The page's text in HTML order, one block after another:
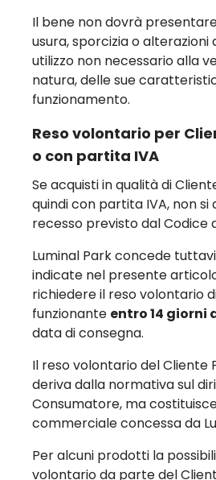
Il bene non dovrà
usura, sporcizia o alterazioni
utilizzo non necessario alla
natura, delle sue
funzionamento.
Reso volontario per
o con partita IVA
Se acquisti in qualità di
quindi con partita IVA, non
recesso previsto dal Codice
Luminal Park concede
indicate nel presente
richiedere il reso volontario
funzionante entro 14 giorni
data di consegna.
Il reso volontario del Cliente
deriva dalla normativa sul
Consumatore, ma
commerciale concessa da
Per alcuni prodotti la
volontario da parte del